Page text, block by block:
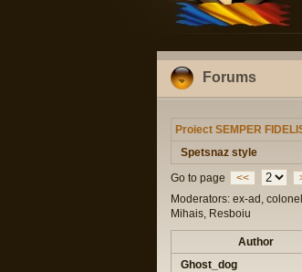
Forums
Proiect SEMPER
Spetsnaz style
Go to page
<<
Moderators: ex-ad,
Mihais, Resboiu
Author
Ghost_dog